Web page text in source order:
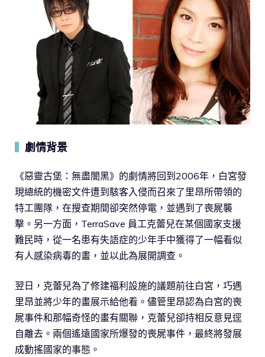
劇情背景
《惡靈古堡：無盡闇黑》的劇情將回到2006年，白宮發
現總統的機密文件遭到駭客入侵而召來了里昂所帶領的
特工團隊，在搜查期間卻突然停電，並遇到了喪屍襲
擊。另一方面，TerraSave 員工克蕾兒在某個國家支援
難民時，從一名患有失語症的少年手中獲得了一幅看似
有人感染病毒的畫，並以此為展開調查。
翌日，克蕾兒為了修建福利設施的議題前往白宮，巧遇
里昂並將少年的畫展示給他看。儘管里昂認為白宮的喪
屍事件和那幅奇怪的畫有關聯，克蕾兒卻持相反意見逕
自離去。兩個遙遠國家所爆發的喪屍事件，最終將發展
成動搖國家的事態。